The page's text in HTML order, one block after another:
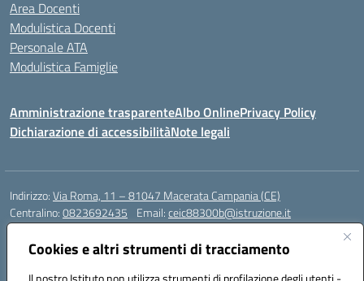
Cookies e altri strumenti di tracciamento
Area Docenti
Modulistica Docenti
Personale ATA
Modulistica Famiglie
Amministrazione trasparenteAlbo OnlinePrivacy Policy
Dichiarazione di accessibilitàNote legali
Indirizzo:Via Roma, 11 – 81047 Macerata Campania (CE)
Centralino:0823692435 Email:ceic88300b@istruzione.it
Posta elettronica certificata (PEC):
Codice fiscale: 94017830616
Codice meccanografico:CEIC88300B